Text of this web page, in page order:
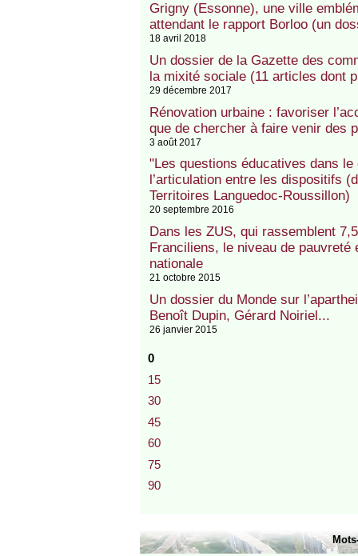
Grigny (Essonne), une ville
attendant le rapport Borloo (un
18 avril 2018
Un dossier de la Gazette des
la mixité sociale (11 articles dont
29 décembre 2017
Rénovation urbaine : favoriser
que de chercher à faire venir des
3 août 2017
"Les questions éducatives dans
l’articulation entre les dispositifs
Territoires Languedoc-Roussillon)
20 septembre 2016
Dans les ZUS, qui rassemblent
Franciliens, le niveau de
nationale
21 octobre 2015
Un dossier du Monde sur
Benoît Dupin, Gérard Noiriel...
26 janvier 2015
0
15
30
45
60
75
90